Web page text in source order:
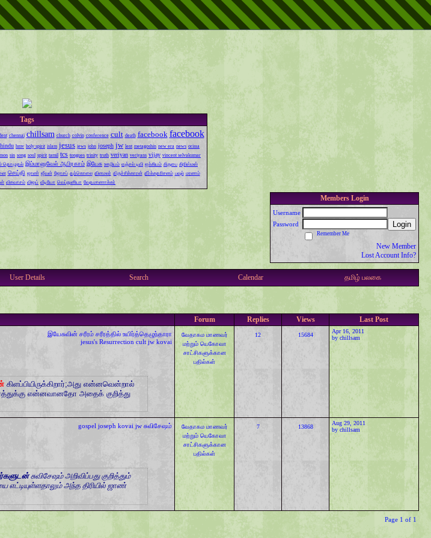
Tags
chennai chillsam church colvin conference cult death facebook facebook
hindu hmv holy spirit islam jesus jews john joseph jw lent metagoshin new era news orissa
sin song soul spirit tamil tcs tongues trinity truth veriyan veriyans vijay vincent selvakumar
தொழுதல் இம்மானுவேல் ஆபிரகாம் இயேசு ஊழியம் ஏஞ்சல் டிவி ஐக்கியம் கிருபை கிறிஸ்மஸ்
செய்தி ஜாண் ஜீவன் ஜோசப் தற்கொலை தினமலர் திருச்சிக்காரன் தீர்க்கதரிசனம் பவுல் மரணம்
விசுவாசம் விஜய் வீடியோ வெப்துனியா வேதமாணாக்கர்
Members Login
Username
Password
Login
Remember Me
New Member
Lost Account Info?
User Details Search Calendar தமிழ் பலகை
Forum Replies Views Last Post
இயேசுவின் சரீரம் சரீரத்தில் உயிர்த்தெழுந்தாரா
jesus's Resurrection cult jw kovai
வேதாகம மாணவர்
மற்றும் யெகோவா
சாட்சிகளுக்கான‌
பதில்கள்
12 15684
Apr 16, 2011
by chillsam
கிளப்பியிருக்கிறார்;அது என்னவென்றால்
என்னவானதோ அதைக் குறித்து
gospel joseph kovai jw சுவிசேஷம்
வேதாகம மாணவர்
மற்றும் யெகோவா
சாட்சிகளுக்கான‌
பதில்கள்
7 13868
Aug 29, 2011
by chillsam
சுவிசேஷம் அறிவிப்பது குறித்தும்
எட்டியுள்ளதாலும் அந்த திரியில் ஜாண்
Page 1 of 1